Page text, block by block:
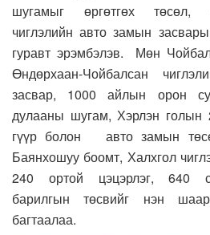
шугамыг өргөтгөх төсөл,
чиглэлийн авто замын
гуравт эрэмбэлэв. Мөн
Өндөрхаан-Чойбалсан
засвар, 1000 айлын орон
дулааны шугам, Хэрлэн голын
гүүр болон авто замын
Баянхошуу боомт, Халхгол
240 ортой цэцэрлэг, 640
барилгын төсвийг нэн
багтаалаа.